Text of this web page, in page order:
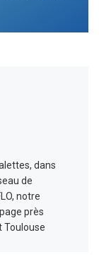
dans
de
notre
près
Toulouse